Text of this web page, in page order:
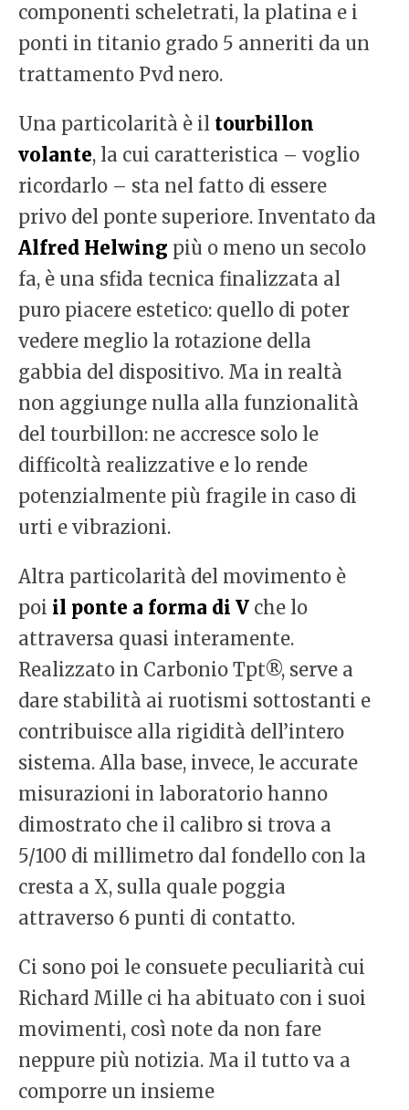
componenti scheletrati, la platina e i
ponti in titanio grado 5 anneriti da un
trattamento Pvd nero.
Una particolarità è il tourbillon
volante, la cui caratteristica – voglio
ricordarlo – sta nel fatto di essere
privo del ponte superiore. Inventato da
Alfred Helwing più o meno un secolo
fa, è una sfida tecnica finalizzata al
puro piacere estetico: quello di poter
vedere meglio la rotazione della
gabbia del dispositivo. Ma in realtà
non aggiunge nulla alla funzionalità
del tourbillon: ne accresce solo le
difficoltà realizzative e lo rende
potenzialmente più fragile in caso di
urti e vibrazioni.
Altra particolarità del movimento è
poi il ponte a forma di V che lo
attraversa quasi interamente.
Realizzato in Carbonio Tpt®, serve a
dare stabilità ai ruotismi sottostanti e
contribuisce alla rigidità dell’intero
sistema. Alla base, invece, le accurate
misurazioni in laboratorio hanno
dimostrato che il calibro si trova a
5/100 di millimetro dal fondello con la
cresta a X, sulla quale poggia
attraverso 6 punti di contatto.
Ci sono poi le consuete peculiarità cui
Richard Mille ci ha abituato con i suoi
movimenti, così note da non fare
neppure più notizia. Ma il tutto va a
comporre un insieme